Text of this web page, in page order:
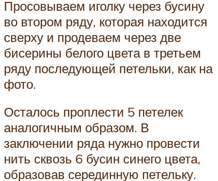
Просовываем иголку через бусину
во втором ряду, которая находится
сверху и продеваем через две
бисерины белого цвета в третьем
ряду последующей петельки, как на
фото.
Осталось проплести 5 петелек
аналогичным образом. В
заключении ряда нужно провести
нить сквозь 6 бусин синего цвета,
образовав серединную петельку.